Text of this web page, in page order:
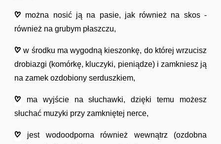
można nosić ją na pasie, jak również na skos -
również na grubym płaszczu,
w środku ma wygodną kieszonkę, do której wrzucisz
drobiazgi (komórkę, kluczyki, pieniądze) i zamkniesz ją
na zamek ozdobiony serduszkiem,
ma wyjście na słuchawki, dzięki temu możesz
słuchać muzyki przy zamkniętej nerce,
jest wodoodporna również wewnątrz (ozdobna